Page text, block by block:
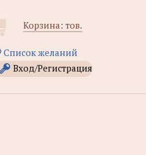
Корзина: тов.
Список желаний
Вход/Регистрация